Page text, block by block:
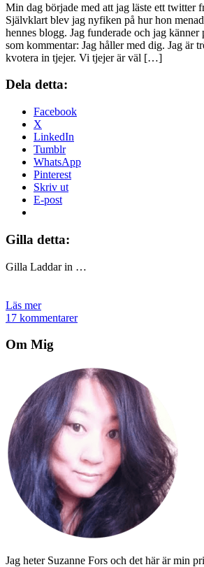
Min dag började med att jag läste ett twitter
Självklart blev jag nyfiken på hur hon
hennes blogg. Jag funderade och jag känner
som kommentar: Jag håller med dig. Jag är
kvotera in tjejer. Vi tjejer är väl […]
Dela detta:
Facebook
X
LinkedIn
Tumblr
WhatsApp
Pinterest
Skriv ut
E-post
Gilla detta:
Gilla Laddar in …
Läs mer
17 kommentarer
Om Mig
Jag heter Suzanne Fors och det här är min